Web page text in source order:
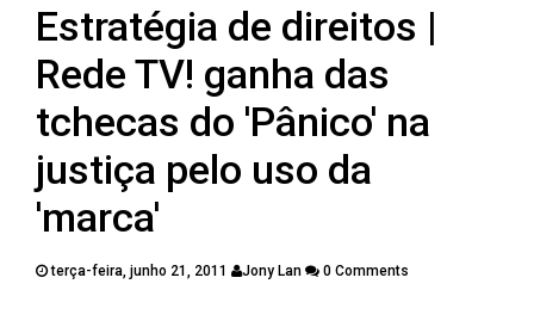
CONSULTORIA
ASSUNTOS
PUBLICAÇÕES
CONTATOS
Estratégia de direitos |
Rede TV! ganha das
tchecas do 'Pânico' na
justiça pelo uso da
'marca'
terça-feira, junho 21, 2011 Jony Lan 0 Comments